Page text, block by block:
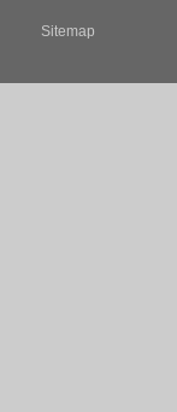
Sitemap